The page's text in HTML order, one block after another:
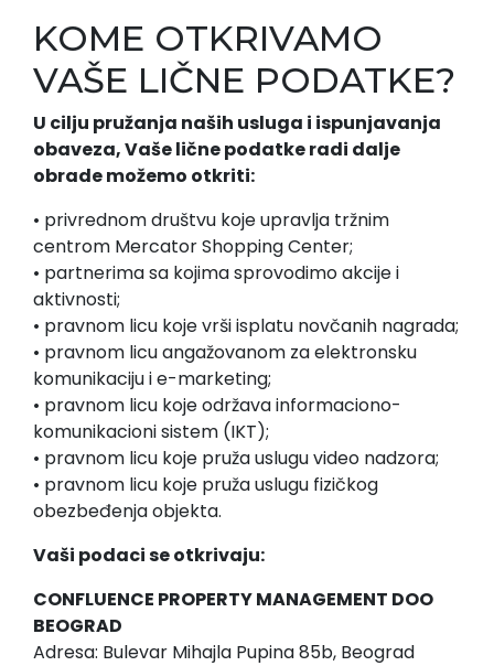
KOME OTKRIVAMO
VAŠE LIČNE PODATKE?
U cilju pružanja naših usluga i ispunjavanja
obaveza, Vaše lične podatke radi dalje
obrade možemo otkriti:
• privrednom društvu koje upravlja tržnim
centrom Mercator Shopping Center;
• partnerima sa kojima sprovodimo akcije i
aktivnosti;
• pravnom licu koje vrši isplatu novčanih nagrada;
• pravnom licu angažovanom za elektronsku
komunikaciju i e-marketing;
• pravnom licu koje održava informaciono-
komunikacioni sistem (IKT);
• pravnom licu koje pruža uslugu video nadzora;
• pravnom licu koje pruža uslugu fizičkog
obezbeđenja objekta.
Vaši podaci se otkrivaju:
CONFLUENCE PROPERTY MANAGEMENT DOO
BEOGRAD
Adresa: Bulevar Mihajla Pupina 85b, Beograd